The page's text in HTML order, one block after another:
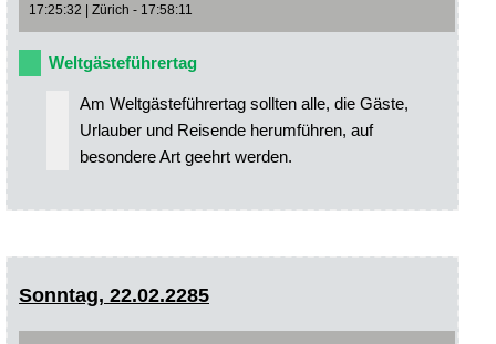
17:25:32 | Zürich - 17:58:11
Weltgästeführertag
Am Weltgästeführertag sollten alle, die Gäste,
Urlauber und Reisende herumführen, auf
besondere Art geehrt werden.
Sonntag, 22.02.2285